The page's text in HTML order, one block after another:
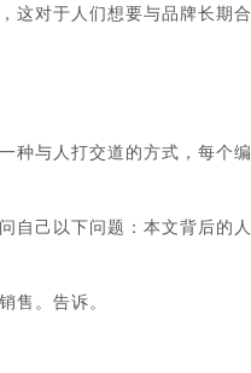
这对于人们想要与品牌长期
种与人打交道的方式，每个编
自己以下问题：本文背后的
售。告诉。